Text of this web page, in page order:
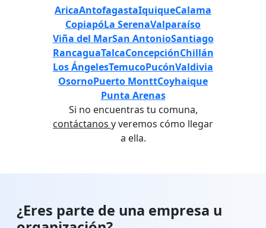
AricaAntofagastaIquiqueCalama
CopiapóLa SerenaValparaíso
Viña del MarSan AntonioSantiago
RancaguaTalcaConcepciónChillán
Los ÁngelesTemucoPucónValdivia
OsornoPuerto MonttCoyhaique
Punta Arenas
Si no encuentras tu comuna,
contáctanos y veremos cómo llegar
a ella.
¿Eres parte de una empresa u